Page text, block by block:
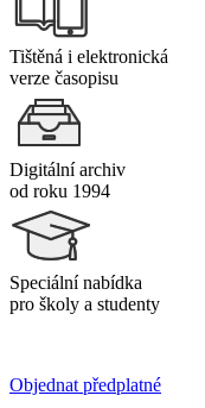
Tištěná i elektronická
verze časopisu
Digitální archiv
od roku 1994
Speciální nabídka
pro školy a studenty
Objednat předplatné